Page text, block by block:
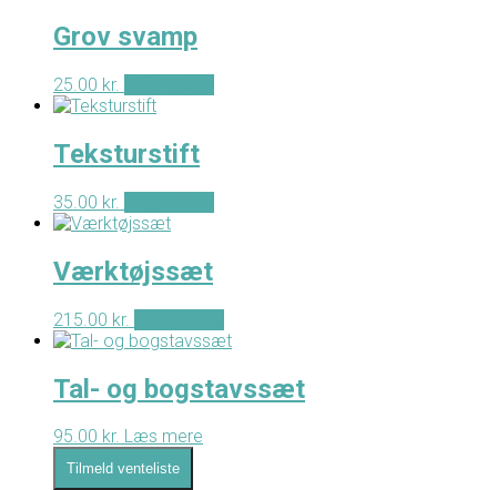
Grov svamp
25.00 kr.
Teksturstift
35.00 kr.
Værktøjssæt
215.00 kr.
Tal- og bogstavssæt
95.00 kr. Læs mere
Tilmeld venteliste